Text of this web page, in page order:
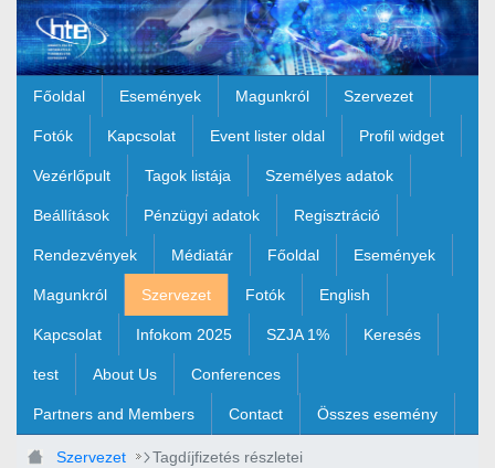
Ugrás a fő tartalomhoz
Főoldal Események Magunkról Szervezet
Fotók Kapcsolat Event lister oldal Profil widget
Vezérlőpult Tagok listája Személyes adatok
Beállítások Pénzügyi adatok Regisztráció
Rendezvények Médiatár Főoldal Események
Magunkról Szervezet Fotók English
Kapcsolat Infokom 2025 SZJA 1% Keresés
test About Us Conferences
Partners and Members Contact Összes esemény
Szervezet Tagdíjfizetés részletei